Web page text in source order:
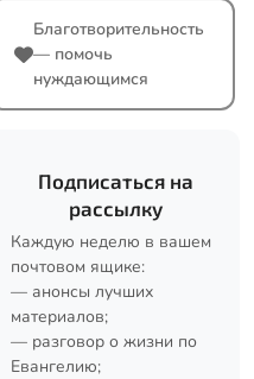
Благотворительность
— помочь
нуждающимся
Подписаться на
рассылку
Каждую неделю в вашем
почтовом ящике:
— анонсы лучших
материалов;
— разговор о жизни по
Евангелию;